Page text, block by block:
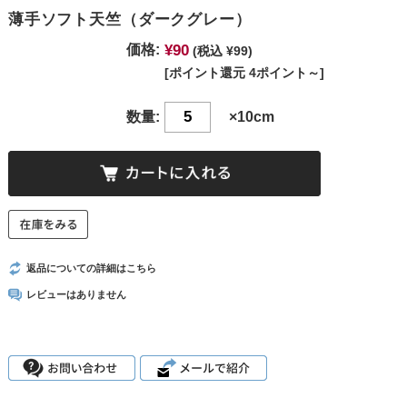
薄手ソフト天竺（ダークグレー）
価格: ¥90 (税込 ¥99)
[ポイント還元 4ポイント～]
数量: ×10cm
返品についての詳細はこちら
レビューはありません